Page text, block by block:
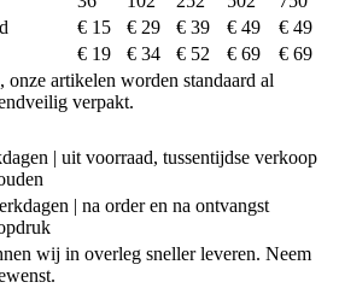
€ 15 € 29 € 39 € 49
€ 49
€ 19 € 34 € 52 € 69
€ 69
onze artikelen worden standaard al
verpakt.
| uit voorraad, tussentijdse verkoop
| na order en na ontvangst
wij in overleg sneller leveren. Neem